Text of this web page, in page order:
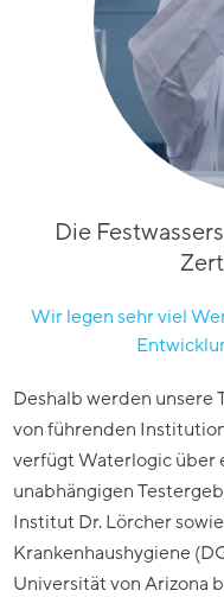
Die
Wir legen sehr viel
Deshalb werden unsere
von führenden
verfügt Waterlogic über
unabhängigen
Institut Dr. Lörcher
Krankenhaushygiene
Universität von Arizona